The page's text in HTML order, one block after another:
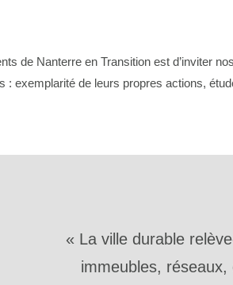
de Nanterre en Transition est d’inviter
: exemplarité de leurs propres actions,
« La ville durable
immeubles, réseaux,